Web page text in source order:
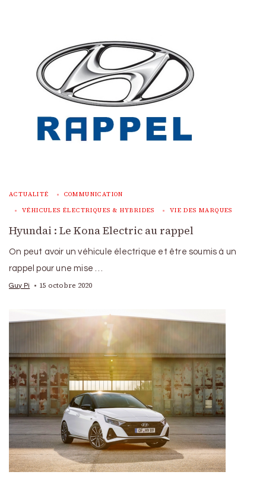
ACTUALITÉ COMMUNICATION
VÉHICULES ÉLECTRIQUES & HYBRIDES VIE DES MARQUES
Hyundai : Le Kona Electric au rappel
On peut avoir un véhicule électrique et être soumis à un
rappel pour une mise …
Guy Pi 15 octobre 2020